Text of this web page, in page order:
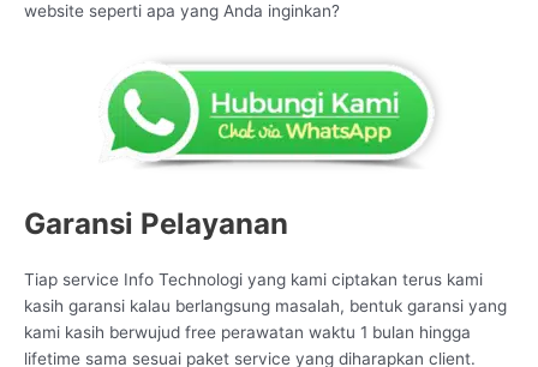
website seperti apa yang Anda inginkan?
Garansi Pelayanan
Tiap service Info Technologi yang kami ciptakan terus kami
kasih garansi kalau berlangsung masalah, bentuk garansi yang
kami kasih berwujud free perawatan waktu 1 bulan hingga
lifetime sama sesuai paket service yang diharapkan client.